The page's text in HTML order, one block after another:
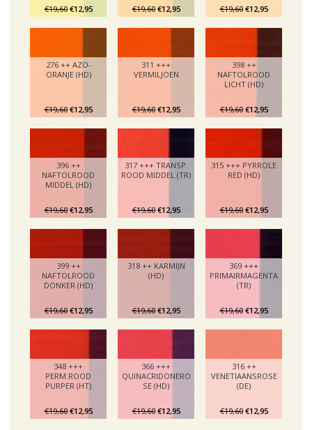
€19,60 €12,95 €19,60 €12,95 €19,60 €12,95
276 ++ AZO-
ORANJE (HD)
€19,60 €12,95
311 +++
VERMILJOEN
€19,60 €12,95
398 ++
NAFTOLROOD
LICHT (HD)
€19,60 €12,95
396 ++
NAFTOLROOD
MIDDEL (HD)
€19,60 €12,95
317 +++ TRANSP.
ROOD MIDDEL (TR)
€19,60 €12,95
315 +++ PYRROLE
RED (HD)
€19,60 €12,95
399 ++
NAFTOLROOD
DONKER (HD)
€19,60 €12,95
318 ++ KARMIJN
(HD)
€19,60 €12,95
369 +++
PRIMAIRMAGENTA
(TR)
€19,60 €12,95
348 +++
PERM.ROOD
PURPER (HT)
€19,60 €12,95
366 +++
QUINACRIDONERO
SE (HD)
€19,60 €12,95
316 ++
VENETIAANSROSE
(DE)
€19,60 €12,95